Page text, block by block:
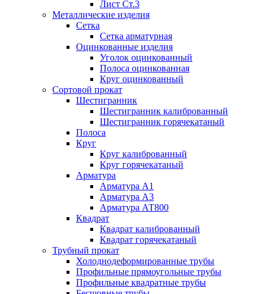
Лист Ст.3
Металлические изделия
Сетка
Сетка арматурная
Оцинкованные изделия
Уголок оцинкованный
Полоса оцинкованная
Круг оцинкованный
Сортовой прокат
Шестигранник
Шестигранник калиброванный
Шестигранник горячекатаный
Полоса
Круг
Круг калиброванный
Круг горячекатаный
Арматура
Арматура А1
Арматура А3
Арматура АТ800
Квадрат
Квадрат калиброванный
Квадрат горячекатаный
Трубный прокат
Холоднодеформированные трубы
Профильные прямоугольные трубы
Профильные квадратные трубы